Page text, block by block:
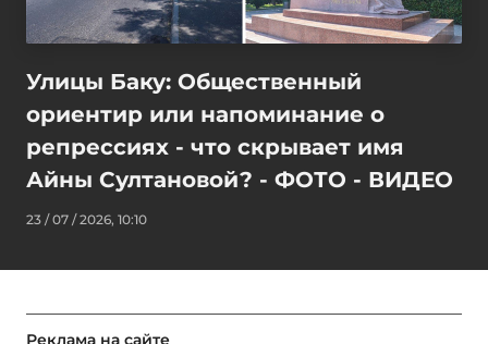
Улицы Баку: Общественный
ориентир или напоминание о
репрессиях - что скрывает имя
Айны Султановой? - ФОТО - ВИДЕО
23 / 07 / 2026, 10:10
Реклама на сайте